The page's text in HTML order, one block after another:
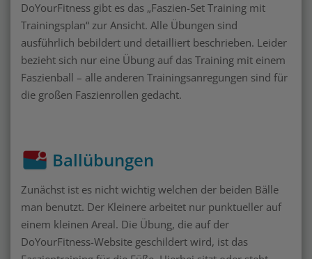
DoYourFitness gibt es das „Faszien-Set Training mit
Trainingsplan“ zur Ansicht. Alle Übungen sind
ausführlich bebildert und detailliert beschrieben. Leider
bezieht sich nur eine Übung auf das Training mit einem
Faszienball – alle anderen Trainingsanregungen sind für
die großen Faszienrollen gedacht.
Ballübungen
Zunächst ist es nicht wichtig welchen der beiden Bälle
man benutzt. Der Kleinere arbeitet nur punktueller auf
einem kleinen Areal. Die Übung, die auf der
DoYourFitness-Website geschildert wird, ist das